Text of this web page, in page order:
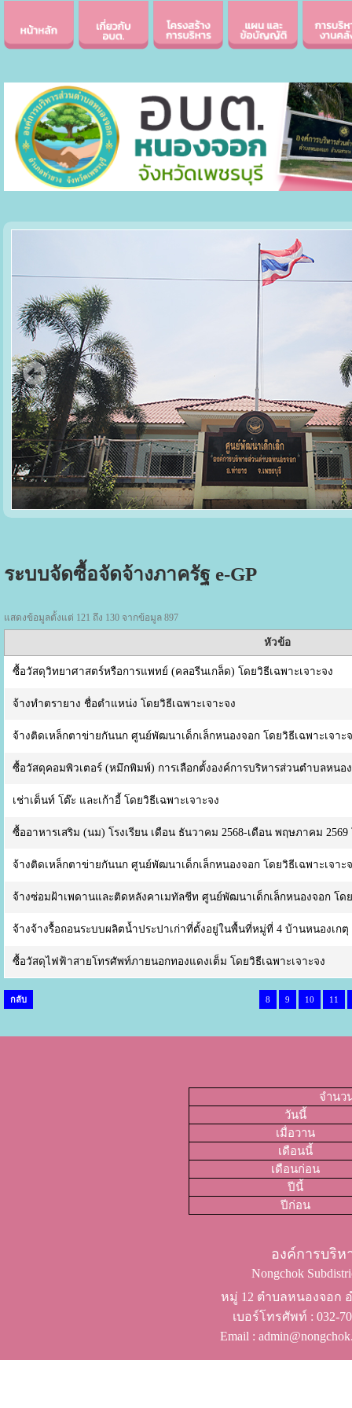
ระบบจัดซื้อจัดจ้างภาครัฐ e-GP
แสดงข้อมูลตั้งแต่ 121 ถึง 130 จากข้อมูล 897
หัวข้อ
ซื้อวัสดุวิทยาศาสตร์หรือการแพทย์ (คลอรีนเกล็ด) โดยวิธีเฉพาะเจาะจง
จ้างทำตรายาง ชื่อตำแหน่ง โดยวิธีเฉพาะเจาะจง
จ้างติดเหล็กตาข่ายกันนก ศูนย์พัฒนาเด็กเล็กหนองจอก โดยวิธีเฉพาะเจาะ
ซื้อวัสดุคอมพิวเตอร์ (หมึกพิมพ์) การเลือกตั้งองค์การบริหารส่วนตำบลหนอง
เช่าเต็นท์ โต๊ะ และเก้าอี้ โดยวิธีเฉพาะเจาะจง
ซื้ออาหารเสริม (นม) โรงเรียน เดือน ธันวาคม 2568-เดือน พฤษภาคม 2569
จ้างติดเหล็กตาข่ายกันนก ศูนย์พัฒนาเด็กเล็กหนองจอก โดยวิธีเฉพาะเจาะ
จ้างซ่อมฝ้าเพดานและติดหลังคาเมทัลชีท ศูนย์พัฒนาเด็กเล็กหนองจอก โดย
จ้างจ้างรื้อถอนระบบผลิตน้ำประปาเก่าที่ตั้งอยู่ในพื้นที่หมู่ที่ 4 บ้านหนองเกตุ
ซื้อวัสดุไฟฟ้าสายโทรศัพท์ภายนอกทองแดงเต็ม โดยวิธีเฉพาะเจาะจง
กลับ 8 9 10 11
จำนว
วันนี้
เมื่อวาน
เดือนนี้
เดือนก่อน
ปีนี้
ปีก่อน
องค์การบริ
Nongchok
หมู่ 12 ตำบลหนองจอก
เบอร์โทรศัพท์ ​: 032-
Email :